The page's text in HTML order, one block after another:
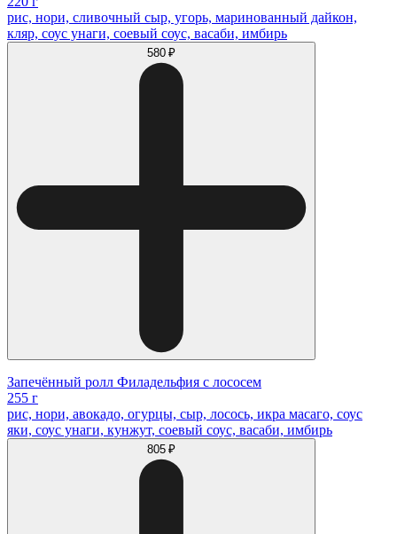
рис, нори, сливочный сыр, угорь, маринованный дайкон,
кляр, соус унаги, соевый соус, васаби, имбирь
580 ₽
Запечённый ролл Филадельфия с лососем
255 г
рис, нори, авокадо, огурцы, сыр, лосось, икра масаго, соус
яки, соус унаги, кунжут, соевый соус, васаби, имбирь
805 ₽